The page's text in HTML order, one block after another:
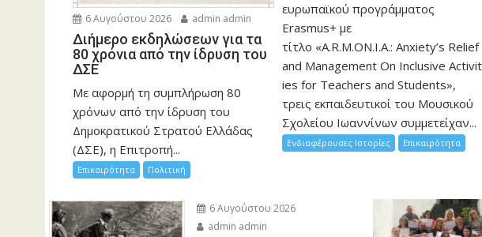
6 Αυγούστου 2026 admin admin
Διήμερο εκδηλώσεων για τα
80 χρόνια από την ίδρυση του
ΔΣΕ
Με αφορμή τη συμπλήρωση 80
χρόνων από την ίδρυση του
Δημοκρατικού Στρατού Ελλάδας
(ΔΣΕ), η Επιτροπή...
Επικαιρότητα Πολιτική
ευρωπαϊκού προγράμματος
Erasmus+ με
τίτλο «A.R.M.ON.I.A.: Anxiety’s Relief
and Management On Inclusive Activit
ies for Teachers and Students»,
τρεις εκπαιδευτικοί του Μουσικού
Σχολείου Ιωαννίνων συμμετείχαν...
Ενδιαφέρουσες Ιστορίες Επικαιρότητα
6 Αυγούστου 2026
admin admin